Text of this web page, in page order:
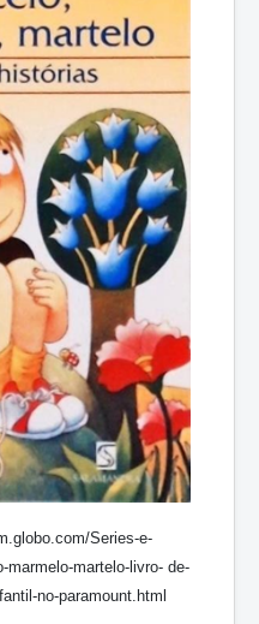
Series-e-
martelo-livro- de-
no-paramount.html